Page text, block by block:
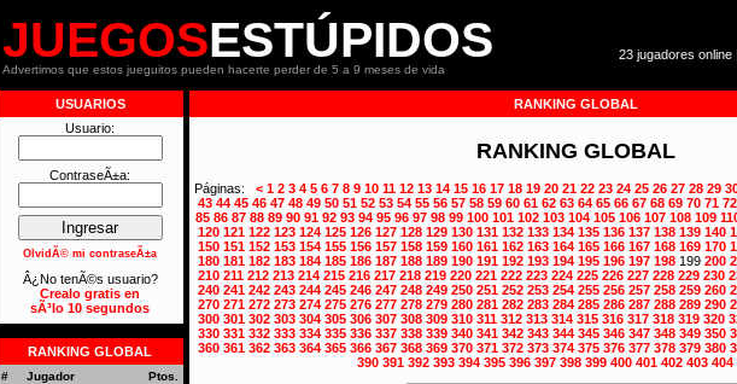
JUEGOSESTÚPIDOS
Advertimos que estos jueguitos pueden hacerte perder de 5 a 9 meses de vida
23 jugadores
USUARIOS
Usuario:
ContraseÃ±a:
OlvidÃ© mi contraseÃ±a
Â¿No tenÃ©s usuario?
Crealo gratis en
sÃ³lo 10 segundos
RANKING GLOBAL
# Jugador
Ptos.
RANKING GLOBAL
RANKING GLOBAL
Páginas: < 1 2 3 4 5 6 7 8 9 10 11 12 13 14 15 16 17 18 19 20 21 22 23 24 25 26 27 28 29
43 44 45 46 47 48 49 50 51 52 53 54 55 56 57 58 59 60 61 62 63 64 65 66 67 68 69 70 71 72
85 86 87 88 89 90 91 92 93 94 95 96 97 98 99 100 101 102 103 104 105 106 107 108 109
120 121 122 123 124 125 126 127 128 129 130 131 132 133 134 135 136 137 138 139 140
150 151 152 153 154 155 156 157 158 159 160 161 162 163 164 165 166 167 168 169 170
180 181 182 183 184 185 186 187 188 189 190 191 192 193 194 195 196 197 198199 200
210 211 212 213 214 215 216 217 218 219 220 221 222 223 224 225 226 227 228 229 230
240 241 242 243 244 245 246 247 248 249 250 251 252 253 254 255 256 257 258 259 260
270 271 272 273 274 275 276 277 278 279 280 281 282 283 284 285 286 287 288 289 290
300 301 302 303 304 305 306 307 308 309 310 311 312 313 314 315 316 317 318 319 320
330 331 332 333 334 335 336 337 338 339 340 341 342 343 344 345 346 347 348 349 350
360 361 362 363 364 365 366 367 368 369 370 371 372 373 374 375 376 377 378 379 380
390 391 392 393 394 395 396 397 398 399 400 401 402 403 404